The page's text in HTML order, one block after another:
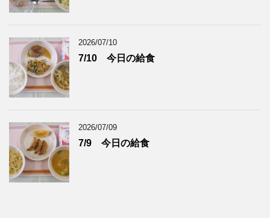
2026/07/10
7/10 今日の給食
2026/07/09
7/9 今日の給食